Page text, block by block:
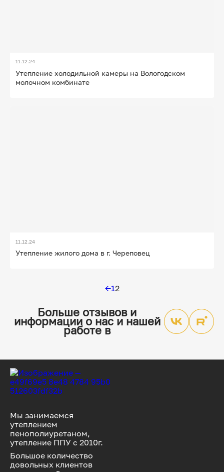
11.12.24
Утепление холодильной камеры на Вологодском
молочном комбинате
11.12.24
Утепление жилого дома в г. Череповец
←12
Больше отзывов и
информации о нас и нашей
работе в
Мы занимаемся
утеплением
пенополиуретаном,
утепление ППУ с 2010г.
Большое количество
довольных клиентов